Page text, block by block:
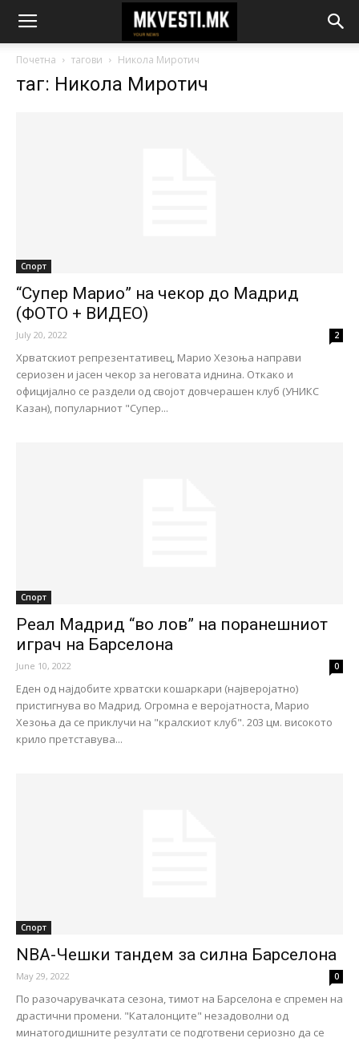
Почетна тагови Никола Миротич
таг: Никола Миротич
Спорт
“Супер Марио” на чекор до Мадрид
(ФОТО + ВИДЕО)
July 20, 2022 2
Хрватскиот репрезентативец, Марио Хезоња направи
сериозен и јасен чекор за неговата иднина. Откако и
официјално се раздели од својот довчерашен клуб (УНИКС
Казан), популарниот "Супер...
Спорт
Реал Мадрид “во лов” на поранешниот
играч на Барселона
June 10, 2022 0
Еден од најдобите хрватски кошаркари (најверојатно)
пристигнува во Мадрид. Огромна е веројатноста, Марио
Хезоња да се приклучи на "кралскиот клуб". 203 цм. високото
крило претставува...
Спорт
NBA-Чешки тандем за силна Барселона
May 29, 2022 0
По разочарувачката сезона, тимот на Барселона е спремен на
драстични промени. "Каталонците" незадоволни од
минатогодишните резултати се подготвени сериозно да се